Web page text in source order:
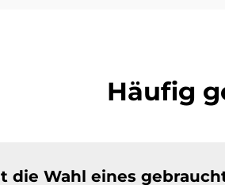
Häufig
die Wahl eines